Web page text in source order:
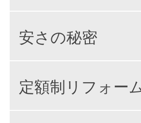
安さの秘密
定額制リフォー